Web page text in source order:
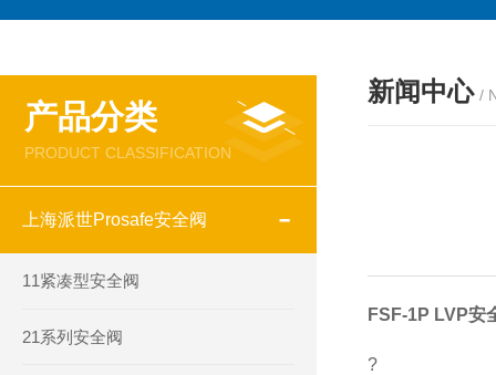
产品分类
PRODUCT CLASSIFICATION
上海派世Prosafe安全阀
11紧凑型安全阀
21系列安全阀
新闻中心 /
FSF-1P LVP安
?